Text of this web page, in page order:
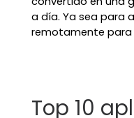
a día. Ya sea para
remotamente para
Top 10